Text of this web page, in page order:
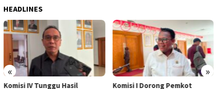
HEADLINES
« »
Komisi IV Tunggu Hasil
Komisi I Dorong Pemkot